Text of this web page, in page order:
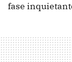
fase